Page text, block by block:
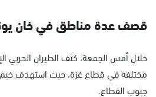
قصف عدة مناطق في خان
خلال أمس الجمعة، كثف الطيران الحربي
مختلفة في قطاع غزة، حيث استهدف
جنوب القطاع.